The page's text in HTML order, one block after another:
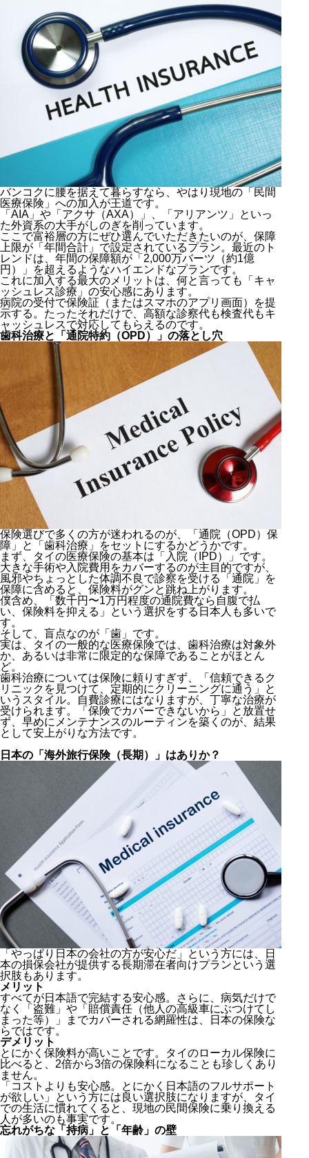
バンコクに腰を据えて暮らすなら、やはり現地の「民間
医療保険」への加入が王道です。
「AIA」や「アクサ（AXA）」、「アリアンツ」といっ
た外資系の大手がしのぎを削っています。
ここで富裕層の方にぜひ選んでいただきたいのが、保障
上限が「年間合計」で設定されているプラン。最近のト
レンドは、年間の保障額が「2,000万バーツ（約1億
円）」を超えるようなハイエンドなプランです。
これに加入する最大のメリットは、何と言っても「キャ
ッシュレス診療」の安心感にあります。
病院の受付で保険証（またはスマホのアプリ画面）を提
示する。たったそれだけで、高額な診察代も検査代もキ
ャッシュレスで対応してもらえるのです。
歯科治療と「通院特約（OPD）」の落とし穴
保険選びで多くの方が迷われるのが、「通院（OPD）保
障」と「歯科治療」をセットにするかどうかです。
まず、タイの医療保険の基本は「入院（IPD）」です。
大きな手術や入院費用をカバーするのが主目的ですが、
風邪やちょっとした体調不良で診察を受ける「通院」を
保障に含めると、保険料がグンと跳ね上がります。
僕含め、「数千円〜1万円程度の通院費なら自腹で払
い、保険料を抑える」という選択をする日本人も多いで
す。
そして、盲点なのが「歯」です。
実は、タイの一般的な医療保険では、歯科治療は対象外
か、あるいは非常に限定的な保障であることがほとん
ど。
歯科治療については保険に頼りすぎず、「信頼できるク
リニックを見つけて、定期的にクリーニングに通う」と
いうスタイル。自費診療にはなりますが、丁寧な治療が
受けられます。「保険でカバーできないから」と放置せ
ず、早めにメンテナンスのルーティンを築くのが、結果
として安上がりな方法です。
日本の「海外旅行保険（長期）」はありか？
「やっぱり日本の会社の方が安心だ」という方には、日
本の損保会社が提供する長期滞在者向けプランという選
択肢もあります。
メリット
すべてが日本語で完結する安心感。さらに、病気だけで
なく「盗難」や「賠償責任（他人の高級車にぶつけてし
まった等）」までカバーされる網羅性は、日本の保険な
らではです。
デメリット
とにかく保険料が高いことです。タイのローカル保険に
比べると、2倍から3倍の保険料になることも珍しくあり
ません。
「コストよりも安心感。とにかく日本語のフルサポート
が欲しい」という方には良い選択肢になりますが、タイ
での生活に慣れてくると、現地の民間保険に乗り換える
人が多いのも事実です。
忘れがちな「持病」と「年齢」の壁